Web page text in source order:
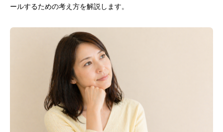
ールするための考え方を解説します。